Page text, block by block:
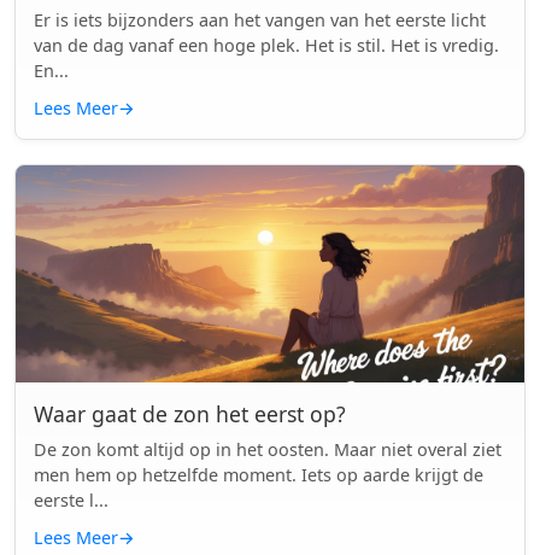
Er is iets bijzonders aan het vangen van het eerste licht
van de dag vanaf een hoge plek. Het is stil. Het is vredig.
En...
Lees Meer→
Waar gaat de zon het eerst op?
De zon komt altijd op in het oosten. Maar niet overal ziet
men hem op hetzelfde moment. Iets op aarde krijgt de
eerste l...
Lees Meer→